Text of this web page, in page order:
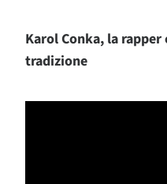
Karol Conka, la
tradizione